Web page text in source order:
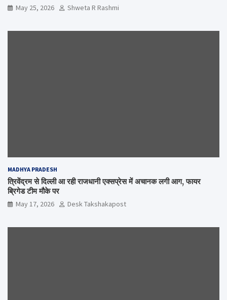
May 25, 2026 Shweta R Rashmi
MADHYA PRADESH
त्रिवेंद्रम से दिल्ली आ रही राजधानी एक्सप्रेस में अचानक लगी आग, फायर
ब्रिगेड टीम मौके पर
May 17, 2026 Desk Takshakapost